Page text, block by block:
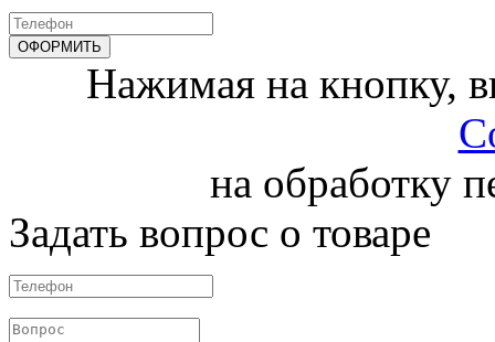
Нажимая на кнопку,
на обработку
Задать вопрос о товаре